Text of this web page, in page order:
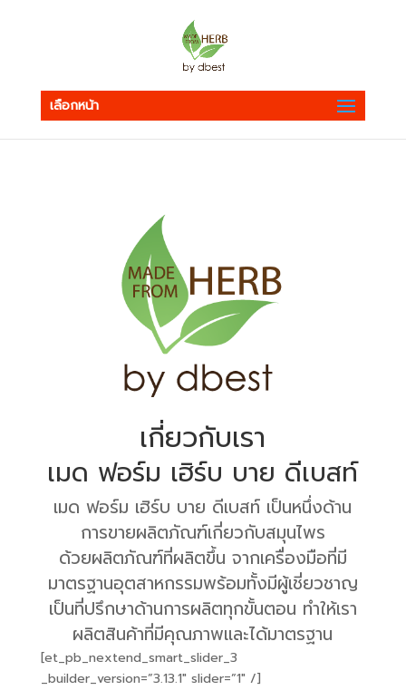
เลือกหน้า
เกี่ยวกับเรา
เมด ฟอร์ม เฮิร์บ บาย ดีเบสท์
เมด ฟอร์ม เฮิร์บ บาย ดีเบสท์ เป็นหนึ่งด้าน
การขายผลิตภัณฑ์เกี่ยวกับสมุนไพร
ด้วยผลิตภัณฑ์ที่ผลิตขึ้น จากเครื่องมือที่มี
มาตรฐานอุตสาหกรรมพร้อมทั้งมีผู้เชี่ยวชาญ
เป็นที่ปรึกษาด้านการผลิตทุกขั้นตอน ทำให้เรา
ผลิตสินค้าที่มีคุณภาพและได้มาตรฐาน
[et_pb_nextend_smart_slider_3
_builder_version=”3.13.1″ slider=”1″ /]